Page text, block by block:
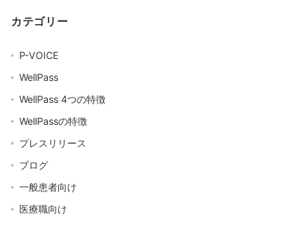
カテゴリー
P-VOICE
WellPass
WellPass 4つの特徴
WellPassの特徴
プレスリリース
ブログ
一般患者向け
医療職向け